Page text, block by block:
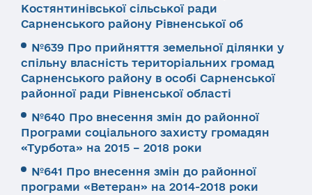
Костянтинівської сільської ради
Сарненського району Рівненської об
№639 Про прийняття земельної ділянки у
спільну власність територіальних громад
Сарненського району в особі Сарненської
районної ради Рівненської області
№640 Про внесення змін до районної
Програми соціального захисту громадян
«Турбота» на 2015 – 2018 роки
№641 Про внесення змін до районної
програми «Ветеран» на 2014-2018 роки